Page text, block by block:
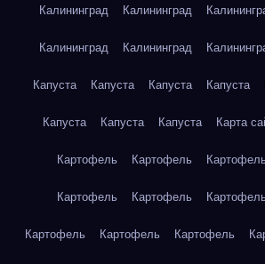
Калининград Калининград
Калининград Калининград
Капуста Капуста Капуста Капуста
Капуста Капуста Капуста Карта
Картофель Картофель
Картофель Картофель
Картофель Картофель Картофель